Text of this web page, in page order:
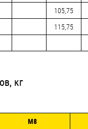
105,75
115,75
кг
М8